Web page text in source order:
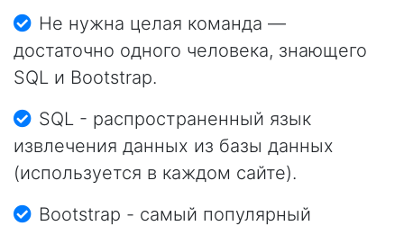
Не нужна целая команда —
достаточно одного человека, знающего
SQL и Bootstrap.
SQL - распространенный язык
извлечения данных из базы данных
(используется в каждом сайте).
Bootstrap - самый популярный